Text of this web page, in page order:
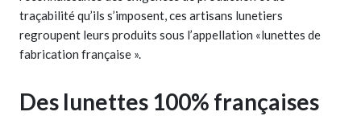
traçabilité qu’ils s’imposent, ces artisans lunetiers
regroupent leurs produits sous l’appellation «lunettes de
fabrication française ».
Des lunettes 100% françaises